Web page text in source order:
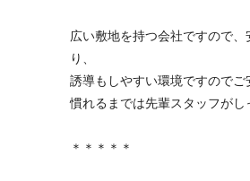
広い敷地を持つ会社ですので
り、
誘導もしやすい環境ですのでご
慣れるまでは先輩スタッフがし
＊＊＊＊＊